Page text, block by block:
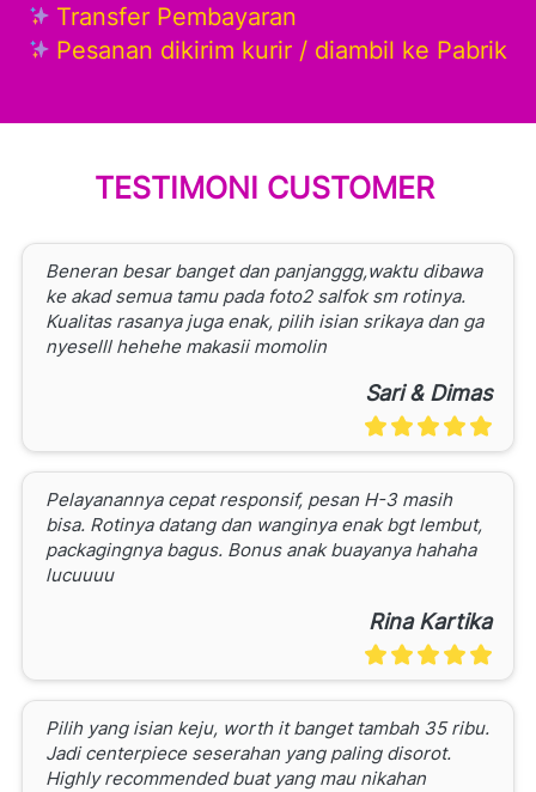
Transfer Pembayaran
Pesanan dikirim kurir / diambil ke Pabrik
TESTIMONI CUSTOMER
Beneran besar banget dan panjanggg,waktu dibawa
ke akad semua tamu pada foto2 salfok sm rotinya.
Kualitas rasanya juga enak, pilih isian srikaya dan ga
nyeselll hehehe makasii momolin
Sari & Dimas
Pelayanannya cepat responsif, pesan H-3 masih
bisa. Rotinya datang dan wanginya enak bgt lembut,
packagingnya bagus. Bonus anak buayanya hahaha
lucuuuu
Rina Kartika
Pilih yang isian keju, worth it banget tambah 35 ribu.
Jadi centerpiece seserahan yang paling disorot.
Highly recommended buat yang mau nikahan